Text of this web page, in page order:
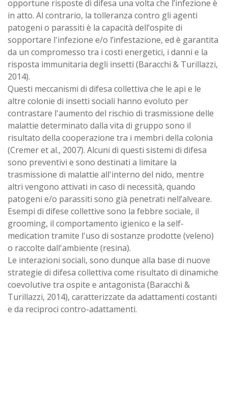
opportune risposte di difesa una volta che l’infezione è
in atto. Al contrario, la tolleranza contro gli agenti
patogeni o parassiti è la capacità dell’ospite di
sopportare l'infezione e/o l’infestazione, ed è garantita
da un compromesso tra i costi energetici, i danni e la
risposta immunitaria degli insetti (Baracchi & Turillazzi,
2014).
Questi meccanismi di difesa collettiva che le api e le
altre colonie di insetti sociali hanno evoluto per
contrastare l'aumento del rischio di trasmissione delle
malattie determinato dalla vita di gruppo sono il
risultato della cooperazione tra i membri della colonia
(Cremer et al., 2007). Alcuni di questi sistemi di difesa
sono preventivi e sono destinati a limitare la
trasmissione di malattie all'interno del nido, mentre
altri vengono attivati in caso di necessità, quando
patogeni e/o parassiti sono già penetrati nell’alveare.
Esempi di difese collettive sono la febbre sociale, il
grooming, il comportamento igienico e la self-
medication tramite l'uso di sostanze prodotte (veleno)
o raccolte dall'ambiente (resina).
Le interazioni sociali, sono dunque alla base di nuove
strategie di difesa collettiva come risultato di dinamiche
coevolutive tra ospite e antagonista (Baracchi &
Turillazzi, 2014), caratterizzate da adattamenti costanti
e da reciproci contro-adattamenti.